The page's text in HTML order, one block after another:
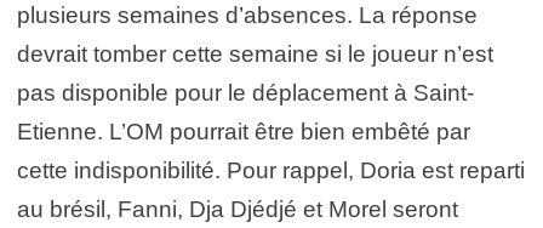
plusieurs semaines d’absences. La réponse
devrait tomber cette semaine si le joueur n’est
pas disponible pour le déplacement à Saint-
Etienne. L’OM pourrait être bien embêté par
cette indisponibilité. Pour rappel, Doria est reparti
au brésil, Fanni, Dja Djédjé et Morel seront